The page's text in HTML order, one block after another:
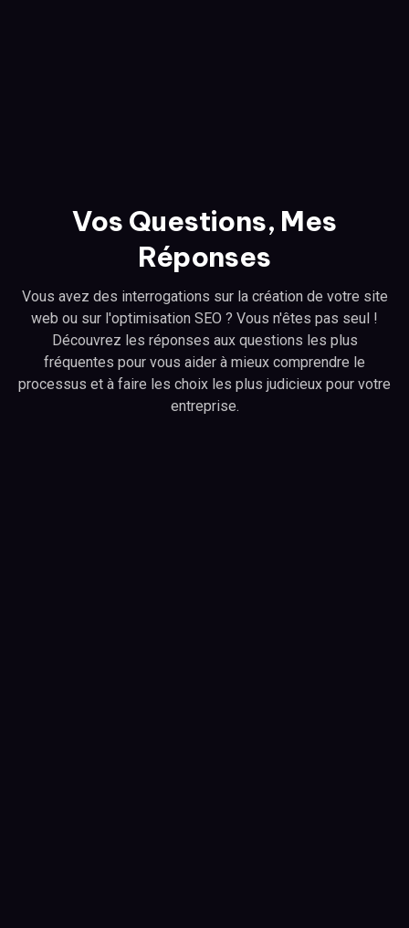
Vos Questions, Mes
Réponses
Vous avez des interrogations sur la création de votre site
web ou sur l'optimisation SEO ? Vous n'êtes pas seul !
Découvrez les réponses aux questions les plus
fréquentes pour vous aider à mieux comprendre le
processus et à faire les choix les plus judicieux pour votre
entreprise.